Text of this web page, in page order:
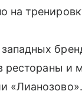
на
рестораны и
«Лианозово».